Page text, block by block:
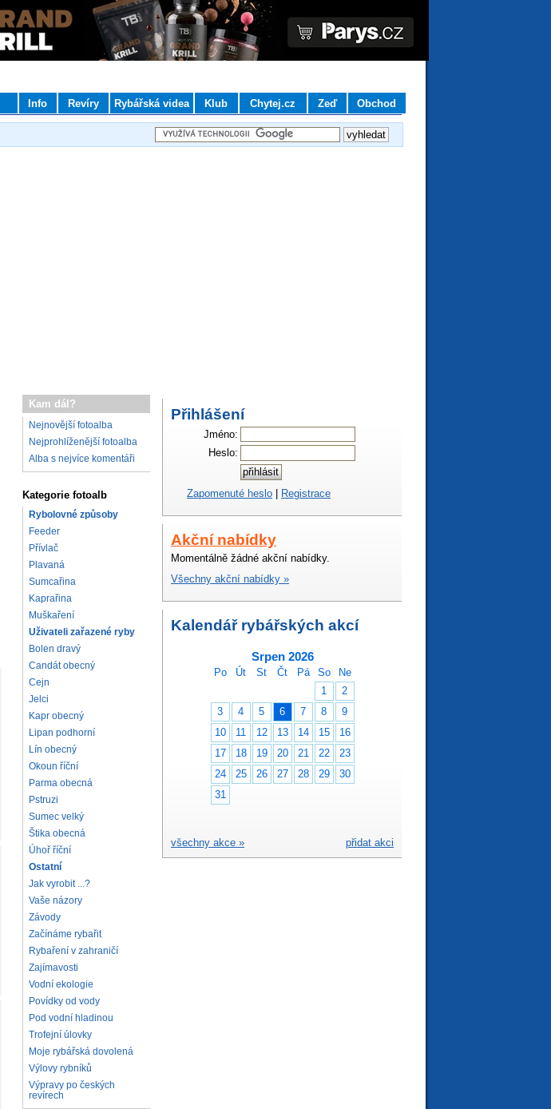
Info Revíry Rybářská videa Klub Chytej.cz Zeď Obchod
Kam dál?
Nejnovější fotoalba
Nejprohlíženější fotoalba
Alba s nejvíce komentáři
Kategorie fotoalb
Rybolovné způsoby
Feeder
Přívlač
Plavaná
Sumcařina
Kaprařina
Muškaření
Uživateli zařazené ryby
Bolen dravý
Candát obecný
Cejn
Jelci
Kapr obecný
Lipan podhorní
Lín obecný
Okoun říční
Parma obecná
Pstruzi
Sumec velký
Štika obecná
Úhoř říční
Ostatní
Jak vyrobit ...?
Vaše názory
Závody
Začínáme rybařit
Rybaření v zahraničí
Zajímavosti
Vodní ekologie
Povídky od vody
Pod vodní hladinou
Trofejní úlovky
Moje rybářská dovolená
Výlovy rybníků
Výpravy po českých
revírech
Přihlášení
Jméno:
Heslo:
Zapomenuté heslo | Registrace
Akční nabídky
Momentálně žádné akční nabídky.
Všechny akční nabídky »
Kalendář rybářských akcí
Srpen 2026
Po Út St Čt Pá So
Ne
1
2
3
4 5 6 7 8
9
10
11 12 13 14 15
16
17
18 19 20 21 22
23
24
25 26 27 28 29
30
31
přidat akci
všechny akce »